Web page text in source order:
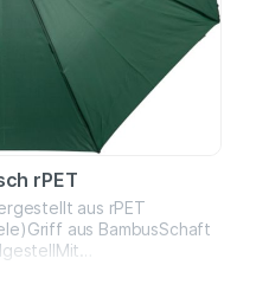
rPET
aus rPET
aus BambusSchaft